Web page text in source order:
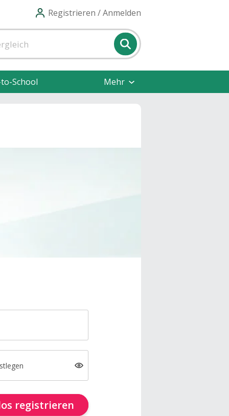
Registrieren / Anmelden
School Mehr
registrieren